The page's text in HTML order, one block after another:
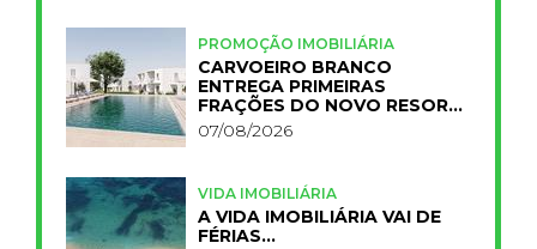
PROMOÇÃO IMOBILIÁRIA
CARVOEIRO BRANCO
ENTREGA PRIMEIRAS
FRAÇÕES DO NOVO RESORT
PRIMELIFE
07/08/2026
VIDA IMOBILIÁRIA
A VIDA IMOBILIÁRIA VAI DE
FÉRIAS…